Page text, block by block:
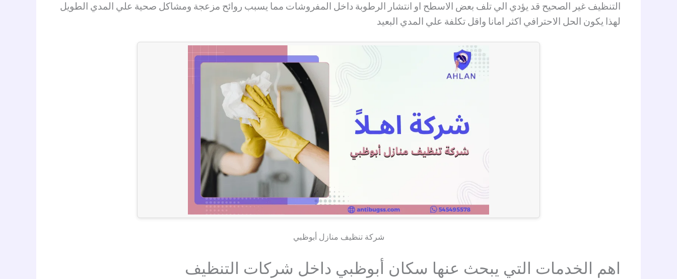
التنظيف غير الصحيح قد يؤدي الي تلف بعض الاسطح او انتشار الرطوبة داخل المفروشات مما يسبب روائح مزعجة ومشاكل صحية علي المدي الطويل
لهذا يكون الحل الاحترافي اكثر امانا واقل تكلفة علي المدي البعيد
شركة تنظيف منازل أبوظبي
اهم الخدمات التي يبحث عنها سكان أبوظبي داخل شركات التنظيف